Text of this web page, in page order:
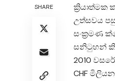
SHARE
ක්‍රියාත්මක
උත්සවය
සංක්‍රමණ
සනිටුහන්
2010
CHF